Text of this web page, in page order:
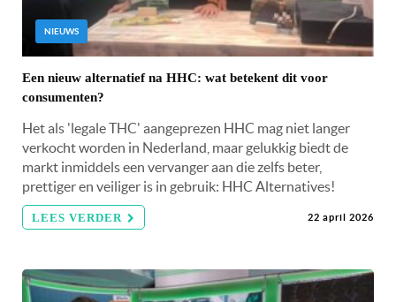
NIEUWS
Een nieuw alternatief na HHC: wat betekent dit voor
consumenten?
Het als 'legale THC' aangeprezen HHC mag niet langer
verkocht worden in Nederland, maar gelukkig biedt de
markt inmiddels een vervanger aan die zelfs beter,
prettiger en veiliger is in gebruik: HHC Alternatives!
LEES VERDER 22 april 2026